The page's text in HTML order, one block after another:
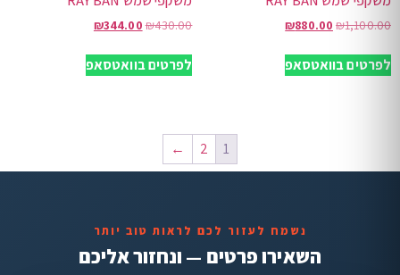
₪1,100.00
₪880.00
לפרטים בוואטסאפ
₪430.00
₪344.00
לפרטים בוואטסאפ
1
2
←
נשמח לעזור לכם לראות טוב יותר
השאירו פרטים — ונחזור אליכם